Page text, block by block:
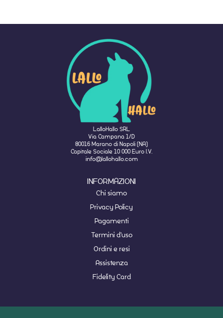
LalloHallo SRL
Via Campana 1/D
80016 Marano di Napoli (NA)
Capitale Sociale 10 000 Euro I.V.
info@lallohallo.com
INFORMAZIONI
Chi siamo
Privacy Policy
Pagamenti
Termini d'uso
Ordini e resi
Assistenza
Fidelity Card